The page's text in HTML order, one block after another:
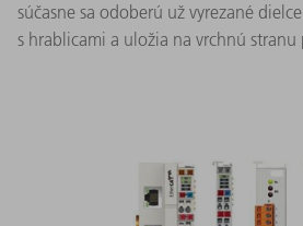
súčasne sa odoberú už vyrezané
s hrablicami a uložia na vrchnú stranu